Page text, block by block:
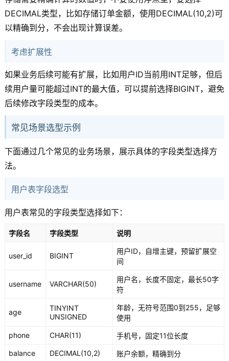
DECIMAL类型，比如存储订单金额，使用DECIMAL(10,2)可
以精确到分，不会出现计算误差。
考虑扩展性
如果业务后续可能有扩展，比如用户ID当前用INT足够，但后
续用户量可能超过INT的最大值，可以提前选择BIGINT，避免
后续修改字段类型的成本。
常见场景选型示例
下面通过几个常见的业务场景，展示具体的字段类型选择方
法。
用户表字段选型
用户表常见的字段类型选择如下：
字段名 字段类型 说明
user_id BIGINT
用户ID，自增主键，预留扩展空
间
username VARCHAR(50)
用户名，长度不固定，最长50字
符
age
TINYINT
UNSIGNED
年龄，无符号范围0到255，足够
使用
phone
CHAR(11)
手机号，固定11位长度
balance
DECIMAL(10,2)
账户余额，精确到分